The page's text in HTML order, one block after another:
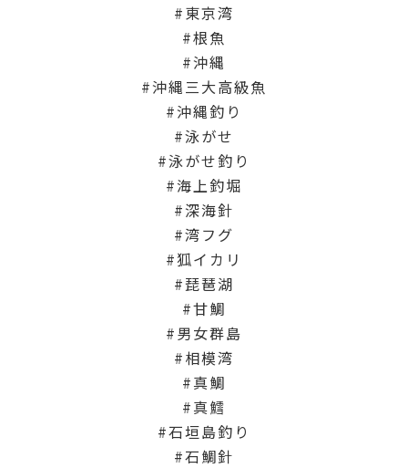
東京湾
根魚
沖縄
沖縄三大高級魚
沖縄釣り
泳がせ
泳がせ釣り
海上釣堀
深海針
湾フグ
狐イカリ
琵琶湖
甘鯛
男女群島
相模湾
真鯛
真鱈
石垣島釣り
石鯛針